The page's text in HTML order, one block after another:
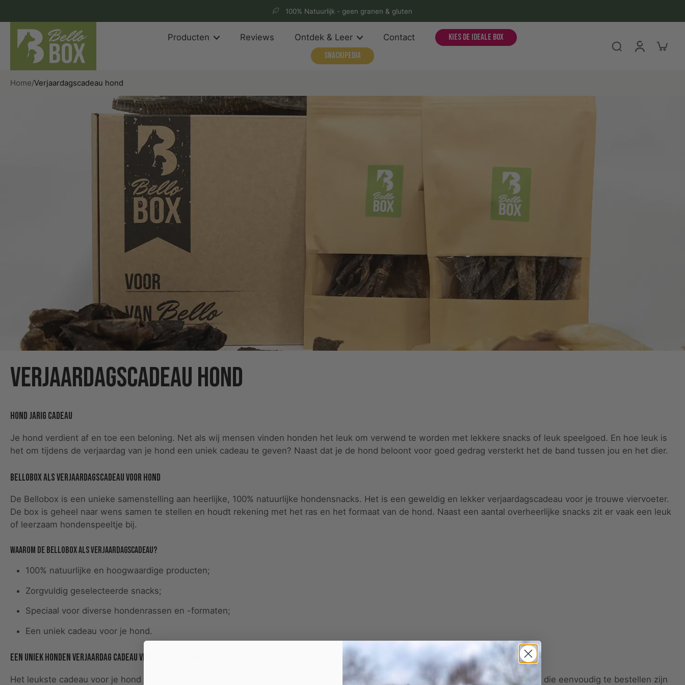
100% Natuurlijk - geen granen & gluten
Producten Reviews Ontdek & Leer Contact
Kies de ideale box
Snackipedia
Home/Verjaardagscadeau hond
Verjaardagscadeau hond
Hond jarig cadeau
Je hond verdient af en toe een beloning. Net als wij mensen vinden honden het leuk om verwend te worden met lekkere snacks of leuk speelgoed. En hoe leuk is
het om tijdens de verjaardag van je hond een uniek cadeau te geven? Naast dat je de hond beloont voor goed gedrag versterkt het de band tussen jou en het dier.
Bellobox als verjaardagscadeau voor hond
De Bellobox is een unieke samenstelling aan heerlijke, 100% natuurlijke hondensnacks. Het is een geweldig en lekker verjaardagscadeau voor je trouwe viervoeter.
De box is geheel naar wens samen te stellen en houdt rekening met het ras en het formaat van de hond. Naast een aantal overheerlijke snacks zit er vaak een leuk
of leerzaam hondenspeeltje bij.
Waarom de Bellobox als verjaardagscadeau?
100% natuurlijke en hoogwaardige producten;
Zorgvuldig geselecteerde snacks;
Speciaal voor diverse hondenrassen en -formaten;
Een uniek cadeau voor je hond.
Een uniek honden verjaardag cadeau vind je bij Bellobox
Het leukste cadeau voor je hond ontdek je bij Bellobox. Naast de unieke Belloboxen bestaat ons assortiment ook uit losse artikelen die eenvoudig te bestellen zijn